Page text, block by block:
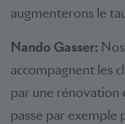
augmenterons le
Nando Gasser:
accompagnent les
par une rénovation
passe par exemple